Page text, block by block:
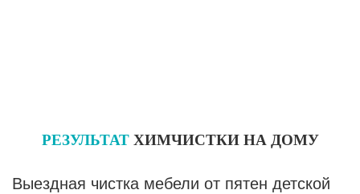
РЕЗУЛЬТАТХИМЧИСТКИ НА ДОМУ
Выездная чистка мебели от пятен детской